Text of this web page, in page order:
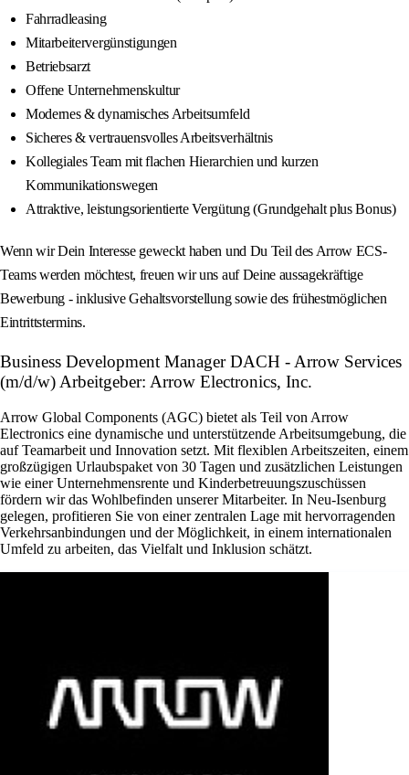
Fahrradleasing
Mitarbeitervergünstigungen
Betriebsarzt
Offene Unternehmenskultur
Modernes & dynamisches Arbeitsumfeld
Sicheres & vertrauensvolles Arbeitsverhältnis
Kollegiales Team mit flachen Hierarchien und kurzen
Kommunikationswegen
Attraktive, leistungsorientierte Vergütung (Grundgehalt plus Bonus)
Wenn wir Dein Interesse geweckt haben und Du Teil des Arrow ECS-
Teams werden möchtest, freuen wir uns auf Deine aussagekräftige
Bewerbung - inklusive Gehaltsvorstellung sowie des frühestmöglichen
Eintrittstermins.
Business Development Manager DACH - Arrow Services
(m/d/w) Arbeitgeber: Arrow Electronics, Inc.
Arrow Global Components (AGC) bietet als Teil von Arrow
Electronics eine dynamische und unterstützende Arbeitsumgebung, die
auf Teamarbeit und Innovation setzt. Mit flexiblen Arbeitszeiten, einem
großzügigen Urlaubspaket von 30 Tagen und zusätzlichen Leistungen
wie einer Unternehmensrente und Kinderbetreuungszuschüssen
fördern wir das Wohlbefinden unserer Mitarbeiter. In Neu-Isenburg
gelegen, profitieren Sie von einer zentralen Lage mit hervorragenden
Verkehrsanbindungen und der Möglichkeit, in einem internationalen
Umfeld zu arbeiten, das Vielfalt und Inklusion schätzt.